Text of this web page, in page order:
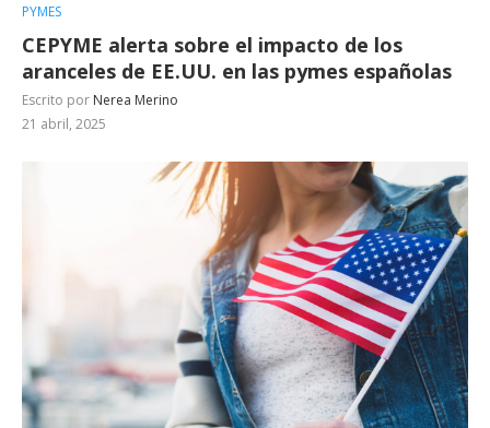
PYMES
CEPYME alerta sobre el impacto de los
aranceles de EE.UU. en las pymes españolas
Escrito por Nerea Merino
21 abril, 2025